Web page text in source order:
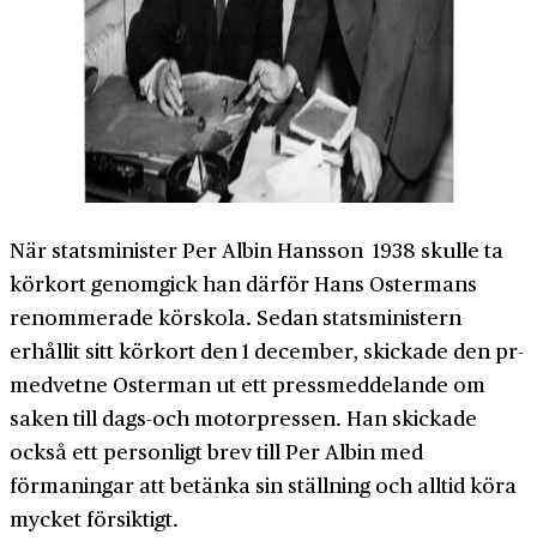
När statsminister Per Albin Hansson 1938 skulle ta
körkort genomgick han därför Hans Ostermans
renommerade körskola. Sedan statsministern
erhållit sitt körkort den 1 december, skickade den pr-
medvetne Osterman ut ett pressmeddelande om
saken till dags-och motorpressen. Han skickade
också ett personligt brev till Per Albin med
förmaningar att betänka sin ställning och alltid köra
mycket försiktigt.